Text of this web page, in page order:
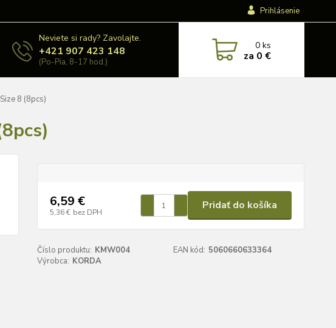
Prihlásenie
Neviete si rady? Zavolajte.
+421 907 423 148
(Po-Pia, 8-17 hod.)
0ks
za 0 €
8 (8pcs)
6,59 €
5,36 € bez DPH
Pridať do košíka
Číslo produktu: KMW004 EAN kód: 5060660633364
Výrobca: KORDA